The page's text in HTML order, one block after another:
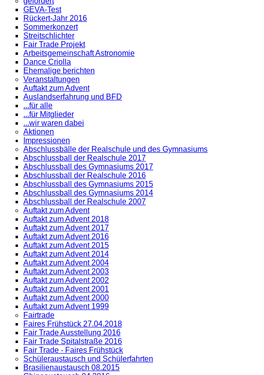
GEVA-Test
Rückert-Jahr 2016
Sommerkonzert
Streitschlichter
Fair Trade Projekt
Arbeitsgemeinschaft Astronomie
Dance Criolla
Ehemalige berichten
Veranstaltungen
Auftakt zum Advent
Auslandserfahrung und BFD
...für alle
...für Mitglieder
...wir waren dabei
Aktionen
Impressionen
Abschlussbälle der Realschule und des Gymnasiums
Abschlussball der Realschule 2017
Abschlussball des Gymnasiums 2017
Abschlussball der Realschule 2016
Abschlussball des Gymnasiums 2015
Abschlussball des Gymnasiums 2014
Abschlussball der Realschule 2007
Auftakt zum Advent
Auftakt zum Advent 2018
Auftakt zum Advent 2017
Auftakt zum Advent 2016
Auftakt zum Advent 2015
Auftakt zum Advent 2014
Auftakt zum Advent 2004
Auftakt zum Advent 2003
Auftakt zum Advent 2002
Auftakt zum Advent 2001
Auftakt zum Advent 2000
Auftakt zum Advent 1999
Fairtrade
Faires Frühstück 27.04.2018
Fair Trade Ausstellung 2016
Fair Trade Spitalstraße 2016
Fair Trade - Faires Frühstück
Schüleraustausch und Schülerfahrten
Brasilienaustausch 08.2015